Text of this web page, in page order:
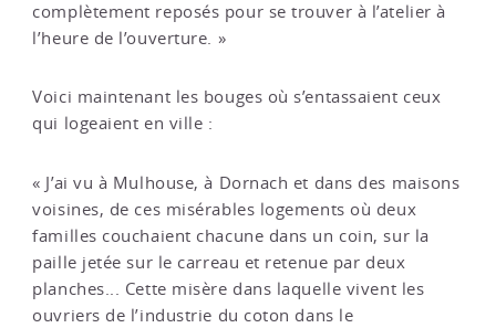
complètement reposés pour se trouver à l’atelier à
l’heure de l’ouverture. »
Voici maintenant les bouges où s’entassaient ceux
qui logeaient en ville :
« J’ai vu à Mulhouse, à Dornach et dans des maisons
voisines, de ces misérables logements où deux
familles couchaient chacune dans un coin, sur la
paille jetée sur le carreau et retenue par deux
planches... Cette misère dans laquelle vivent les
ouvriers de l’industrie du coton dans le